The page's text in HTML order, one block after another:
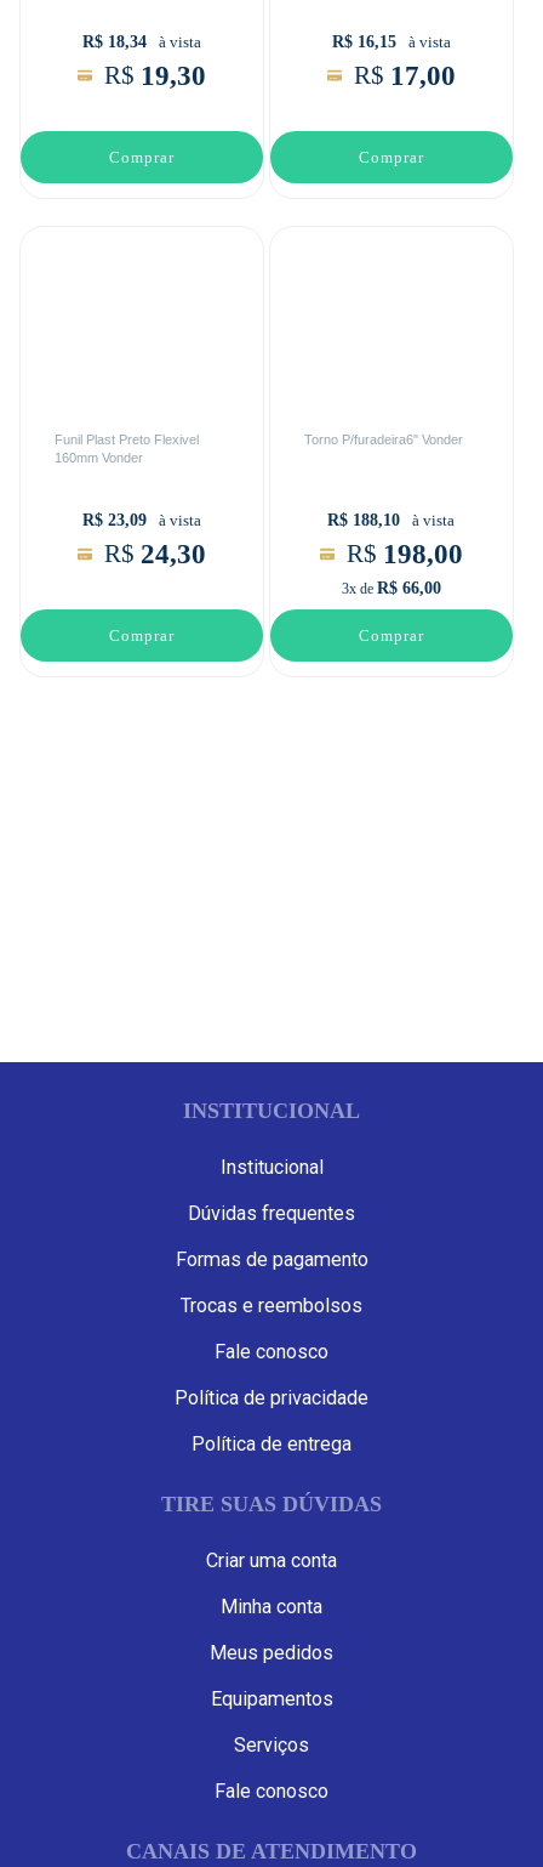
R$ 18,34 à vista
R$ 19,30
Comprar
R$ 16,15 à vista
R$ 17,00
Comprar
Funil Plast Preto Flexivel
160mm Vonder
R$ 23,09 à vista
R$ 24,30
Comprar
Torno P/furadeira6" Vonder
R$ 188,10 à vista
R$ 198,00
3x de R$ 66,00
Comprar
INSTITUCIONAL
Institucional
Dúvidas frequentes
Formas de pagamento
Trocas e reembolsos
Fale conosco
Política de privacidade
Política de entrega
TIRE SUAS DÚVIDAS
Criar uma conta
Minha conta
Meus pedidos
Equipamentos
Serviços
Fale conosco
CANAIS DE ATENDIMENTO